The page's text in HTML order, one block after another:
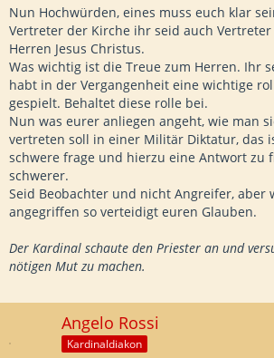
Nun Hochwürden, eines muss euch klar
Vertreter der Kirche ihr seid auch
Herren Jesus Christus.
Was wichtig ist die Treue zum Herren. Ihr
habt in der Vergangenheit eine wichtige
gespielt. Behaltet diese rolle bei.
Nun was eurer anliegen angeht, wie man
vertreten soll in einer Militär Diktatur, das
schwere frage und hierzu eine Antwort zu
schwerer.
Seid Beobachter und nicht Angreifer, aber
angegriffen so verteidigt euren Glauben.
Der Kardinal schaute den Priester an und
nötigen Mut zu machen.
Angelo Rossi
Kardinaldiakon